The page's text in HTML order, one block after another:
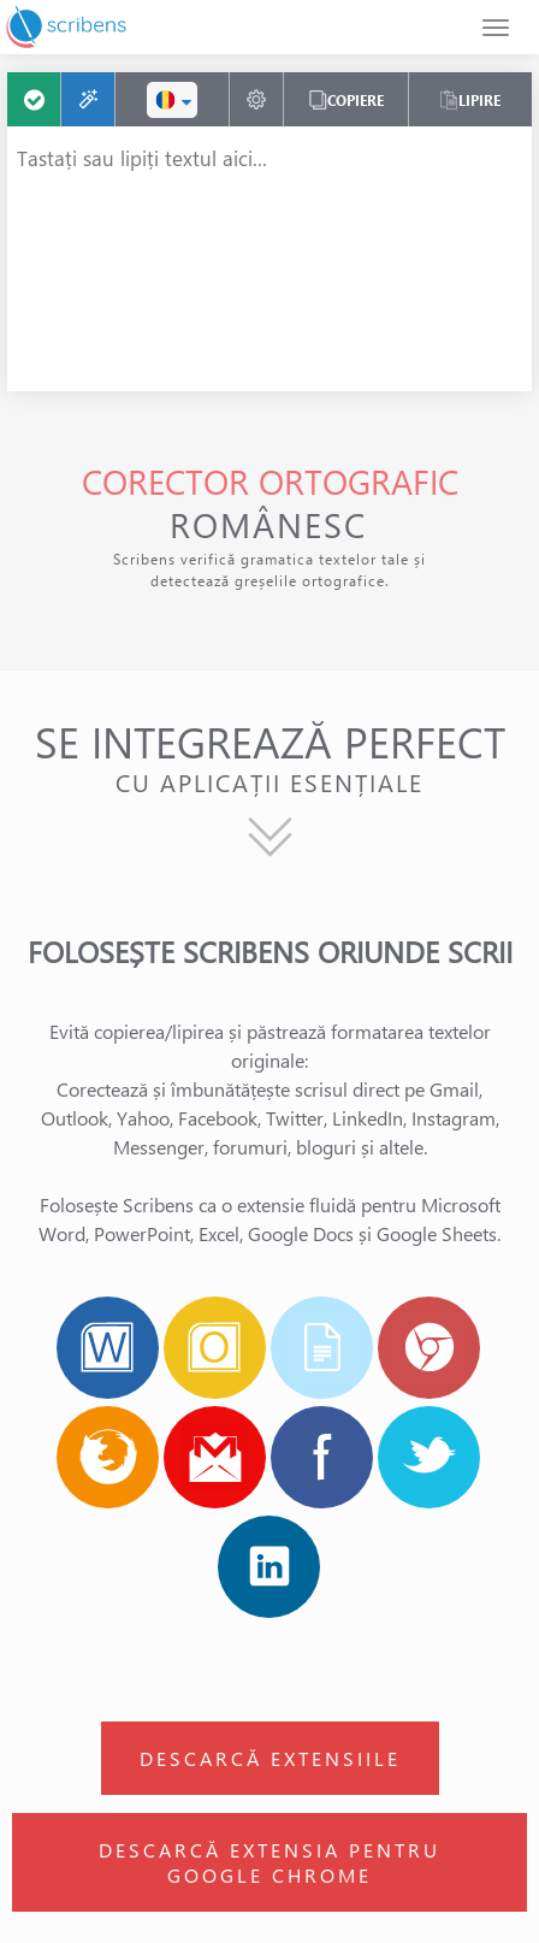
CORECTOR ORTOGRAFIC
ROMÂNESC
Scribens verifică gramatica textelor tale și
detectează greșelile ortografice.
COPIERE LIPIRE
SE INTEGREAZĂ PERFECT
CU APLICAȚII ESENȚIALE
FOLOSEȘTE SCRIBENS ORIUNDE SCRII
Evită copierea/lipirea și păstrează formatarea textelor
originale:
Corectează și îmbunătățește scrisul direct pe Gmail,
Outlook, Yahoo, Facebook, Twitter, LinkedIn, Instagram,
Messenger, forumuri, bloguri și altele.
Folosește Scribens ca o extensie fluidă pentru Microsoft
Word, PowerPoint, Excel, Google Docs și Google Sheets.
DESCARCĂ EXTENSIILE
DESCARCĂ EXTENSIA PENTRU
GOOGLE CHROME